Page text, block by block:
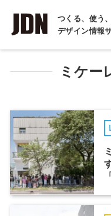
つくる、使う
デザイン情報
INTERVIEW
インタビュー
REPORT
COLUMN
コラム
ミケー